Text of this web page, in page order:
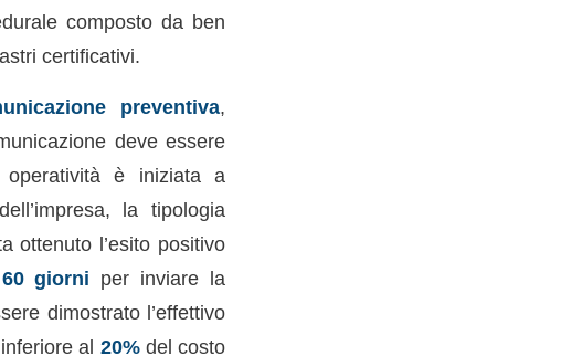
composto da ben
certificativi.
preventiva,
deve essere
è iniziata a
la tipologia
ottenuto l’esito positivo
60 giorni per inviare la
dimostrato l’effettivo
al 20%del costo